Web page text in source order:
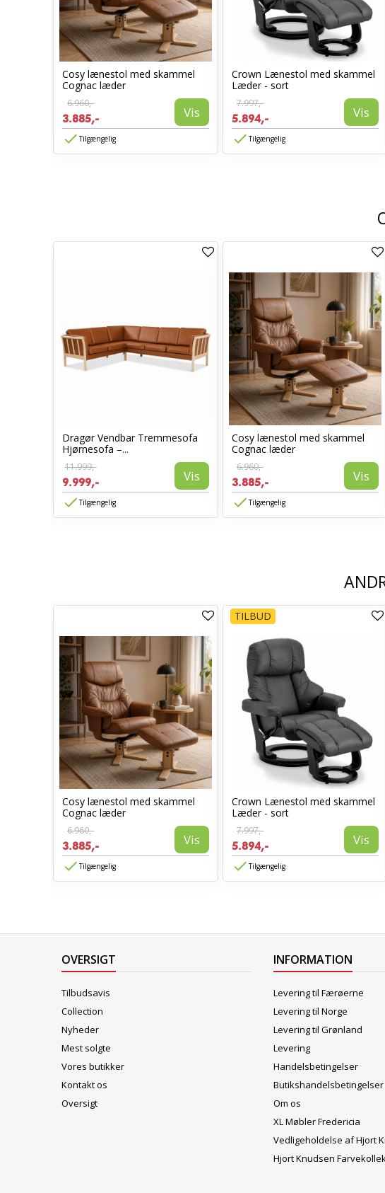
Cosy lænestol med skammel
Cognac læder
6.960,-
3.885,- Vis
Tilgængelig
Crown Lænestol med skammel
Læder - sort
7.997,-
5.894,- Vis
Tilgængelig
Dragør Vendbar Tremmesofa
Hjørnesofa –...
11.999,-
9.999,- Vis
Tilgængelig
Cosy lænestol med skammel
Cognac læder
6.960,-
3.885,- Vis
Tilgængelig
Cosy lænestol med skammel
Cognac læder
6.960,-
3.885,- Vis
Tilgængelig
TILBUD
Crown Lænestol med skammel
Læder - sort
7.997,-
5.894,- Vis
Tilgængelig
OVERSIGT
Tilbudsavis
Collection
Nyheder
Mest solgte
Vores butikker
Kontakt os
Oversigt
INFORMATION
Levering til Færøerne
Levering til Norge
Levering til Grønland
Levering
Handelsbetingelser
Butikshandelsbetingelser
Om os
XL Møbler Fredericia
Vedligeholdelse af Hjort
Hjort Knudsen